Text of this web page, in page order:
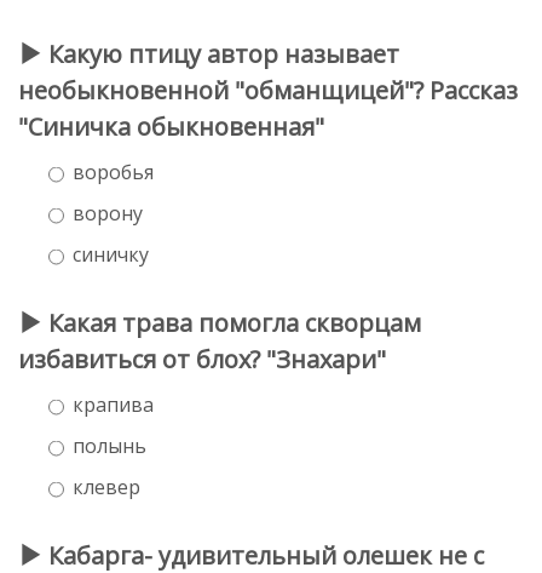
Какую птицу автор называет
необыкновенной "обманщицей"? Рассказ
"Синичка обыкновенная"
воробья
ворону
синичку
Какая трава помогла скворцам
избавиться от блох? "Знахари"
крапива
полынь
клевер
Кабарга- удивительный олешек не с